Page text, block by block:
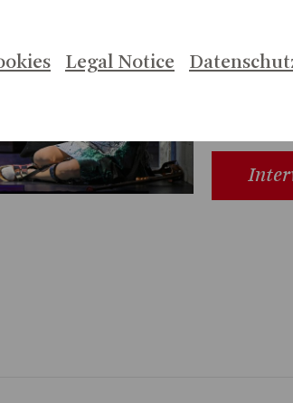
Legal Notice